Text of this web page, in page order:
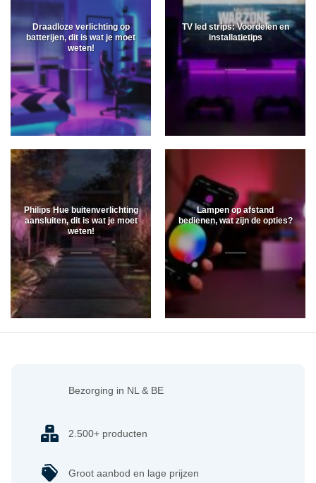
Draadloze verlichting op
batterijen, dit is wat je moet
weten!
TV led strips: Voordelen en
installatietips
Philips Hue buitenverlichting
aansluiten, dit is wat je moet
weten!
Lampen op afstand
bedienen, wat zijn de opties?
Bezorging in NL & BE
2.500+ producten
Groot aanbod en lage prijzen